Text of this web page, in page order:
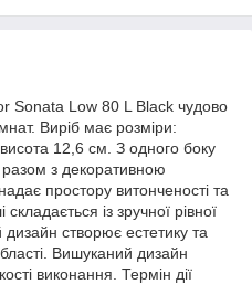
Sonata Low 80 L Black чудово
Виріб має розміри:
12,6 см. З одного боку
з декоративною
простору витонченості та
із зручної рівної
дизайн створює естетику та
Вишуканий дизайн
виконання. Термін дії